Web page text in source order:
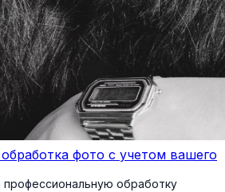
фото с учетом вашего
обработку